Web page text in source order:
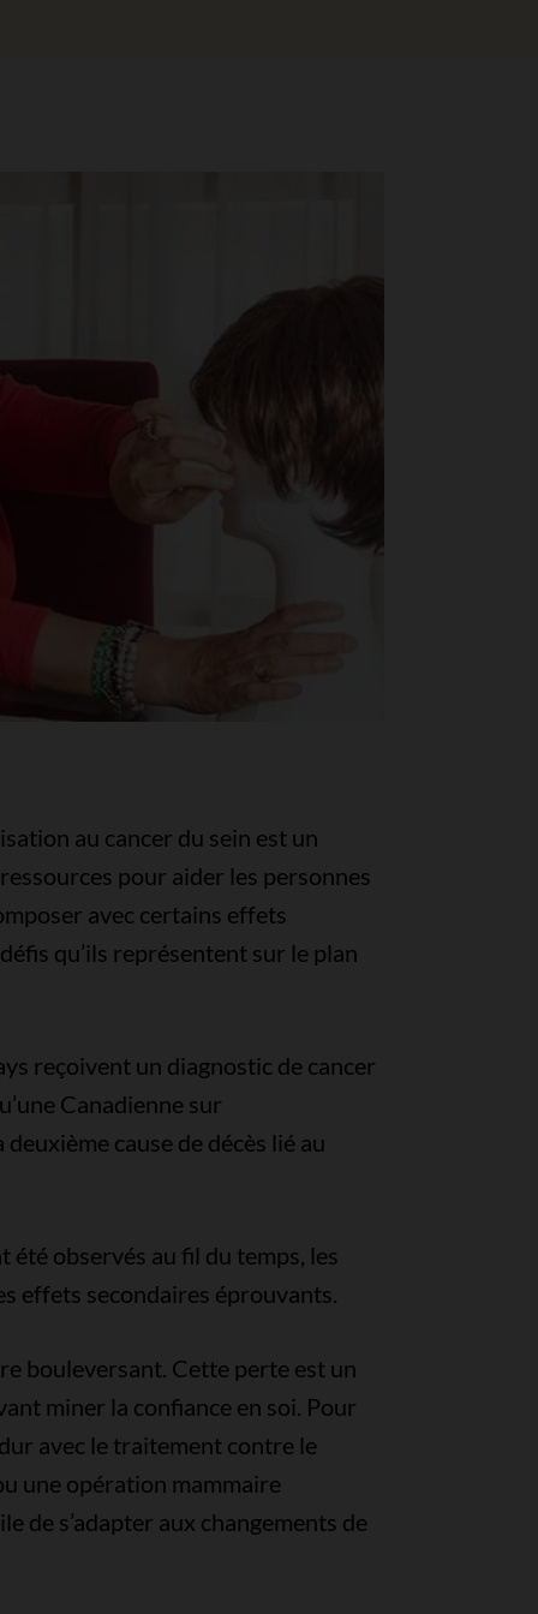
au cancer du sein est un
pour aider les personnes
avec certains effets
qu’ils représentent sur le plan
reçoivent un diagnostic de cancer
Canadienne sur
cause de décès lié au
été observés au fil du temps, les
effets secondaires éprouvants.
bouleversant. Cette perte est un
miner la confiance en soi. Pour
avec le traitement contre le
une opération mammaire
de s’adapter aux changements de